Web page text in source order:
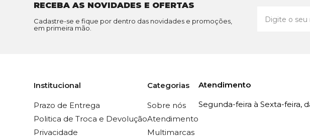
RECEBA AS NOVIDADES E OFERTAS
Cadastre-se e fique por dentro das novidades e promoções,
em primeira mão.
Institucional
Prazo de Entrega
Politica de Troca e Devolução
Privacidade
Categorias
Sobre nós
Atendimento
Multimarcas
Atendimento
Segunda-feira à Sexta-feira,